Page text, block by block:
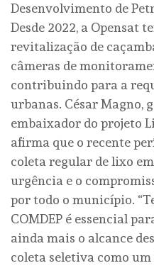
Desenvolvimento de
Desde 2022, a Opensat
revitalização de
câmeras de
contribuindo para a
urbanas. César Magno,
embaixador do projeto
afirma que o recente
coleta regular de lixo
urgência e o
por todo o município.
COMDEP é essencial
ainda mais o alcance
coleta seletiva como